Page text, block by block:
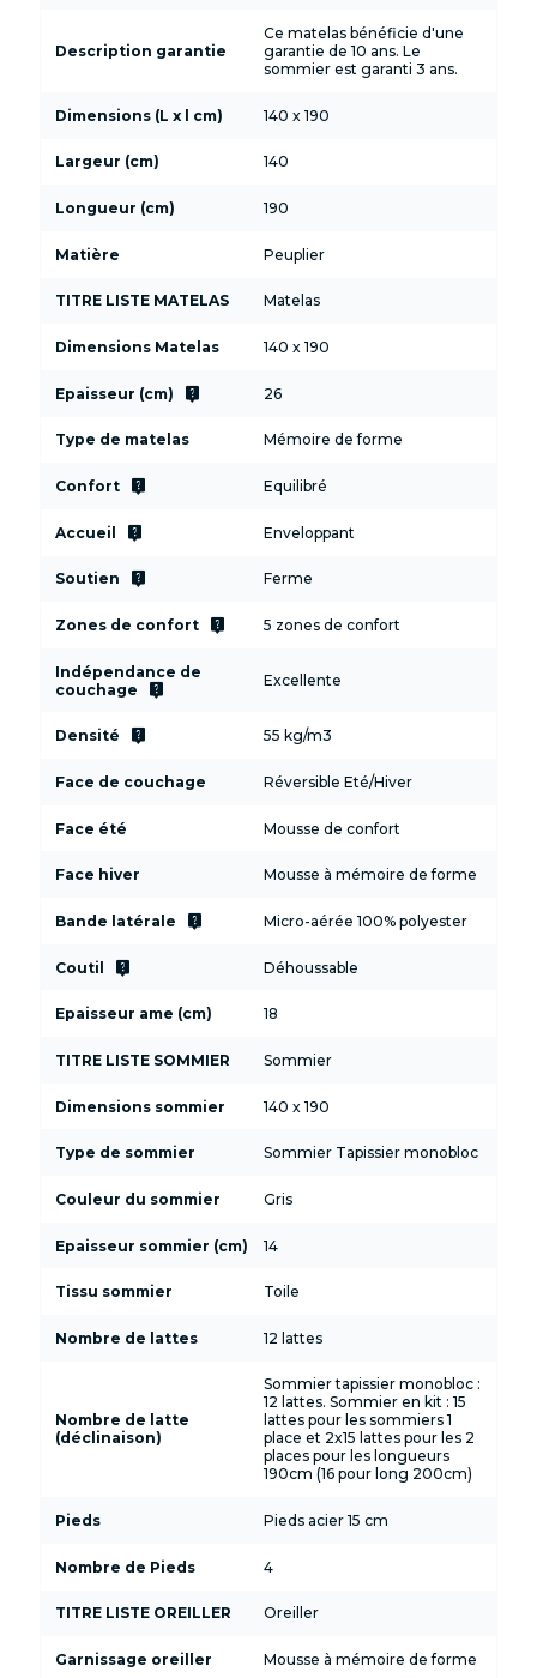
Description garantie
Ce matelas bénéficie d'une
garantie de 10 ans. Le
sommier est garanti 3 ans.
Dimensions (L x l cm) 140 x 190
Largeur (cm) 140
Longueur (cm) 190
Matière Peuplier
TITRE LISTE MATELAS Matelas
Dimensions Matelas 140 x 190
Epaisseur (cm) live_help 26
Type de matelas Mémoire de forme
Confort live_help Equilibré
Accueil live_help Enveloppant
Soutien live_help Ferme
Zones de confort live_help 5 zones de confort
Indépendance de
couchage
live_help Excellente
Densité live_help 55 kg/m3
Face de couchage Réversible Eté/Hiver
Face été Mousse de confort
Face hiver Mousse à mémoire de forme
Bande latérale live_help Micro-aérée 100% polyester
Coutil live_help Déhoussable
Epaisseur ame (cm) 18
TITRE LISTE SOMMIER Sommier
Dimensions sommier 140 x 190
Type de sommier Sommier Tapissier monobloc
Couleur du sommier Gris
Epaisseur sommier (cm) 14
Tissu sommier Toile
Nombre de lattes 12 lattes
Nombre de latte
(déclinaison)
Sommier tapissier monobloc :
12 lattes. Sommier en kit : 15
lattes pour les sommiers 1
place et 2x15 lattes pour les 2
places pour les longueurs
190cm (16 pour long 200cm)
Pieds Pieds acier 15 cm
Nombre de Pieds 4
TITRE LISTE OREILLER Oreiller
Garnissage oreiller Mousse à mémoire de forme